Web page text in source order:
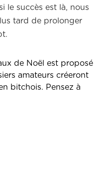
le succès est là, nous
tard de prolonger
de Noël est proposé
amateurs créeront
bitchois. Pensez à